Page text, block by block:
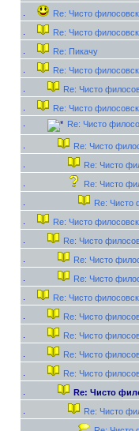
Re: Чисто
Re: Чисто
Re: Пикачу
Re: Чисто
Re: Чисто
Re: Чисто
Re: Чисто
Re: Чисто
Re: Чисто
Re: Чисто
Re: Чисто
Re: Чисто
Re: Чисто
Re: Чисто
Re: Чисто
Re: Чисто
Re: Чисто
Re: Чисто
Re: Чисто
Re: Чисто
Re: Чисто
Re: Чисто